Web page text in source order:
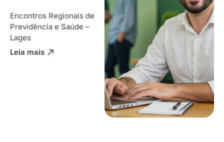
Encontros Regionais de
Previdência e Saúde –
Lages
Leia mais